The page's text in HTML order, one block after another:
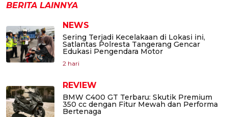
BERITA LAINNYA
NEWS
Sering Terjadi Kecelakaan di Lokasi ini,
Satlantas Polresta Tangerang Gencar
Edukasi Pengendara Motor
2 hari
REVIEW
BMW C400 GT Terbaru: Skutik Premium
350 cc dengan Fitur Mewah dan Performa
Bertenaga